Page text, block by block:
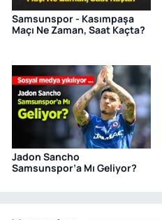
Samsunspor - Kasımpaşa
Maçı Ne Zaman, Saat Kaçta?
Jadon Sancho
Samsunspor’a Mı Geliyor?